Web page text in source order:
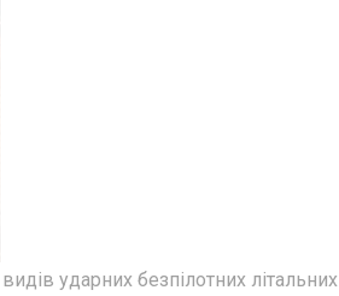
ударних безпілотних літальних